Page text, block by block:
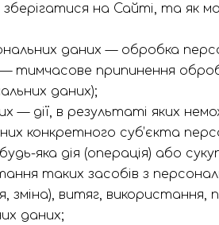
зберігатися на Сайті, та як
даних — обробка
тимчасове припинення
даних);
— дії, в результаті яких
конкретного суб’єкта
яка дія (операція) або
таких засобів з
зміна), витяг,
даних;